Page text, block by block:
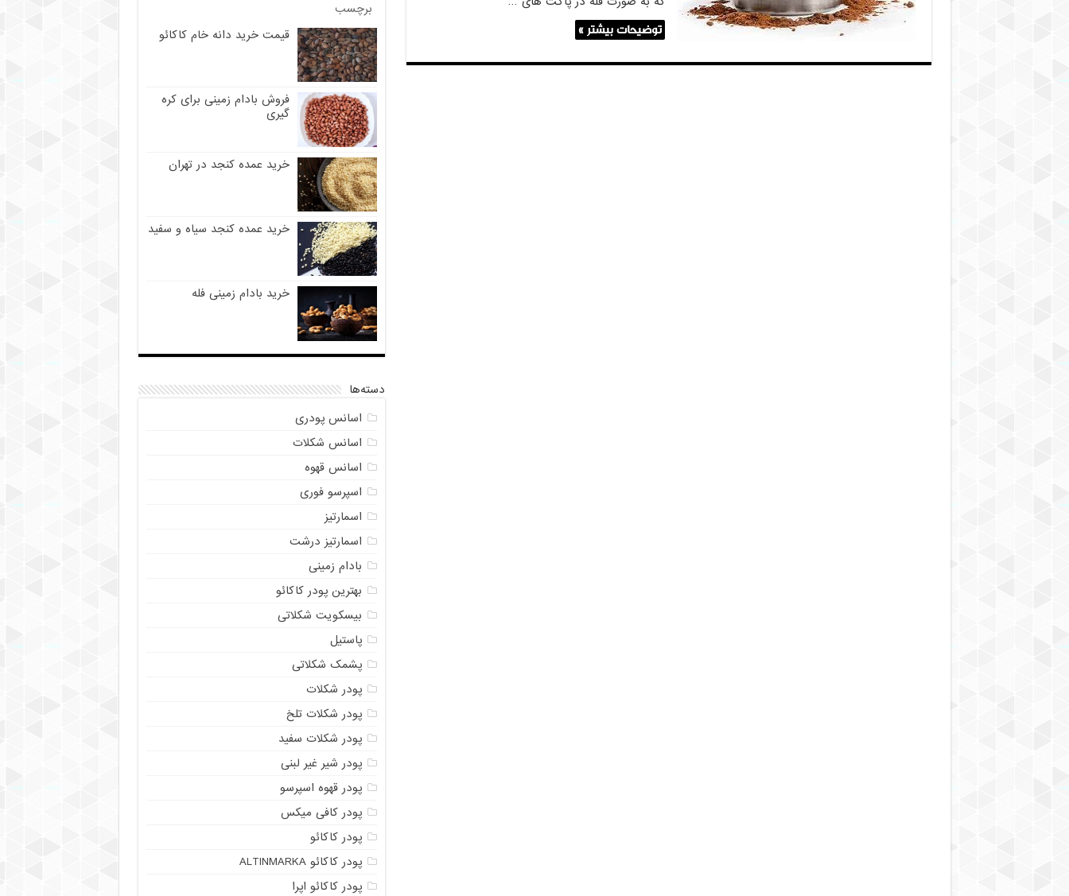
توضیحات بیشتر »
برچسب
قیمت خرید دانه خام کاکائو
فروش بادام زمینی برای کره
گیری
خرید عمده کنجد در تهران
خرید عمده کنجد سیاه و سفید
خرید بادام زمینی فله
دسته‌ها
اسانس پودری
اسانس شکلات
اسانس قهوه
اسپرسو فوری
اسمارتیز
اسمارتیز درشت
بادام زمینی
بهترین پودر کاکائو
بیسکویت شکلاتی
پاستیل
پشمک شکلاتی
پودر شکلات
پودر شکلات تلخ
پودر شکلات سفید
پودر شیر غیر لبنی
پودر قهوه اسپرسو
پودر کافی میکس
پودر کاکائو
پودر کاکائو ALTINMARKA
پودر کاکائو اپرا